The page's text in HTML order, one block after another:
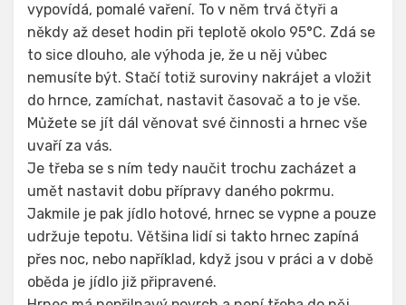
vypovídá, pomalé vaření. To v něm trvá čtyři a
někdy až deset hodin při teplotě okolo 95°C. Zdá se
to sice dlouho, ale výhoda je, že u něj vůbec
nemusíte být. Stačí totiž suroviny nakrájet a vložit
do hrnce, zamíchat, nastavit časovač a to je vše.
Můžete se jít dál věnovat své činnosti a hrnec vše
uvaří za vás.
Je třeba se s ním tedy naučit trochu zacházet a
umět nastavit dobu přípravy daného pokrmu.
Jakmile je pak jídlo hotové, hrnec se vypne a pouze
udržuje tepotu. Většina lidí si takto hrnec zapíná
přes noc, nebo například, když jsou v práci a v době
oběda je jídlo již připravené.